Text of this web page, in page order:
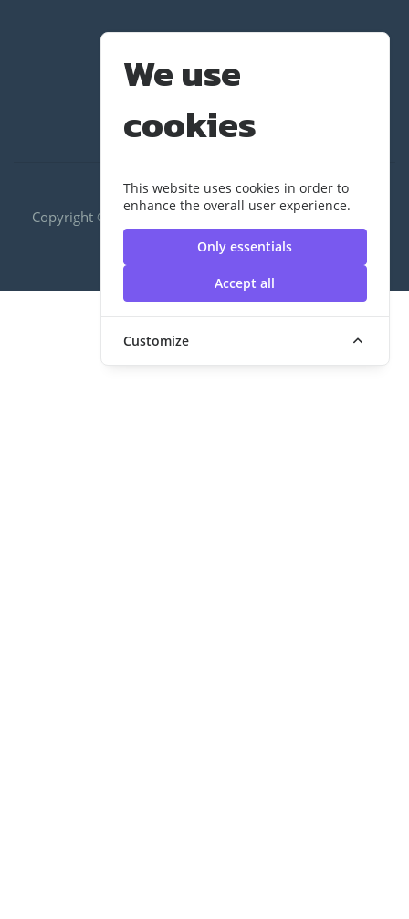
We use
cookies
This website uses cookies in order to
enhance the overall user experience.
Only essentials
Accept all
Customize
Copyright ©2020 RUS|กองพัฒนานักศึกษา | มหาวิทยาลัย
เทคโนโลยีราชมงคลสุวรรณภูมิ